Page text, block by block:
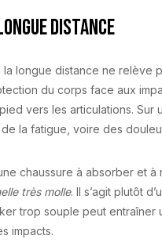
distance
longue distance ne relève
du corps face aux
vers les articulations. Sur
la fatigue, voire des
chaussure à absorber et
très molle. Il s’agit plutôt
trop souple peut entraîner
impacts.